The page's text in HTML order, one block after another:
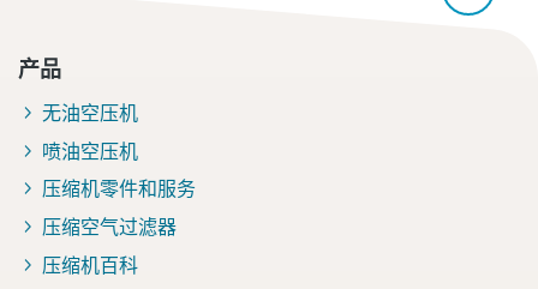
产品
无油空压机
喷油空压机
压缩机零件和服务
压缩空气过滤器
压缩机百科